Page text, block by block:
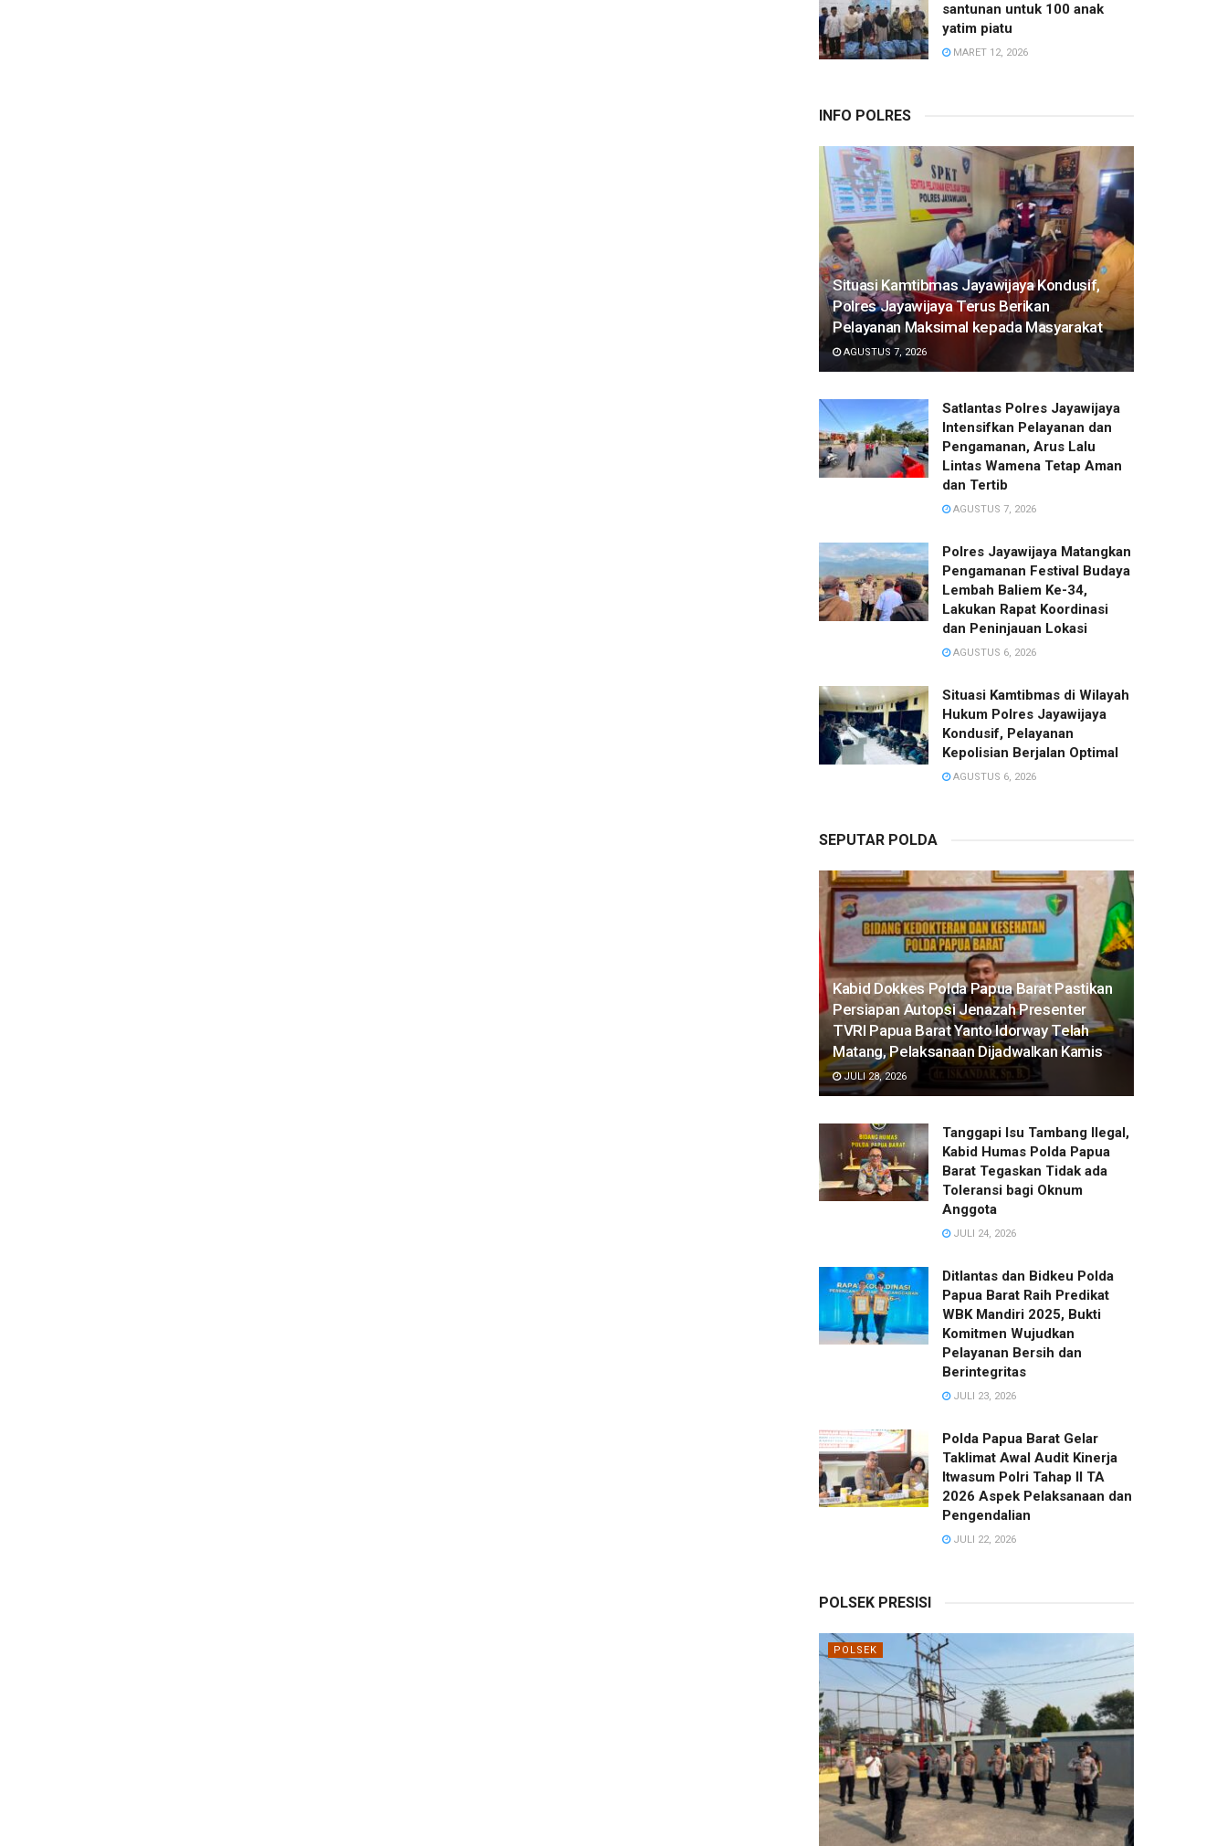
santunan untuk 100 anak
yatim piatu
MARET 12, 2026
INFO POLRES
Situasi Kamtibmas Jayawijaya Kondusif,
Polres Jayawijaya Terus Berikan
Pelayanan Maksimal kepada Masyarakat
AGUSTUS 7, 2026
Satlantas Polres Jayawijaya
Intensifkan Pelayanan dan
Pengamanan, Arus Lalu
Lintas Wamena Tetap Aman
dan Tertib
AGUSTUS 7, 2026
Polres Jayawijaya Matangkan
Pengamanan Festival Budaya
Lembah Baliem Ke-34,
Lakukan Rapat Koordinasi
dan Peninjauan Lokasi
AGUSTUS 6, 2026
Situasi Kamtibmas di Wilayah
Hukum Polres Jayawijaya
Kondusif, Pelayanan
Kepolisian Berjalan Optimal
AGUSTUS 6, 2026
SEPUTAR POLDA
Kabid Dokkes Polda Papua Barat Pastikan
Persiapan Autopsi Jenazah Presenter
TVRI Papua Barat Yanto Idorway Telah
Matang, Pelaksanaan Dijadwalkan Kamis
JULI 28, 2026
Tanggapi Isu Tambang Ilegal,
Kabid Humas Polda Papua
Barat Tegaskan Tidak ada
Toleransi bagi Oknum
Anggota
JULI 24, 2026
Ditlantas dan Bidkeu Polda
Papua Barat Raih Predikat
WBK Mandiri 2025, Bukti
Komitmen Wujudkan
Pelayanan Bersih dan
Berintegritas
JULI 23, 2026
Polda Papua Barat Gelar
Taklimat Awal Audit Kinerja
Itwasum Polri Tahap II TA
2026 Aspek Pelaksanaan dan
Pengendalian
JULI 22, 2026
POLSEK PRESISI
POLSEK